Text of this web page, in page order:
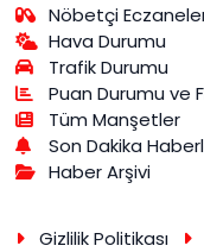
Nöbetçi
Hava Durumu
Trafik Durumu
Puan Durumu ve
Tüm Manşetler
Son Dakika
Haber Arşivi
Gizlilik Politikası